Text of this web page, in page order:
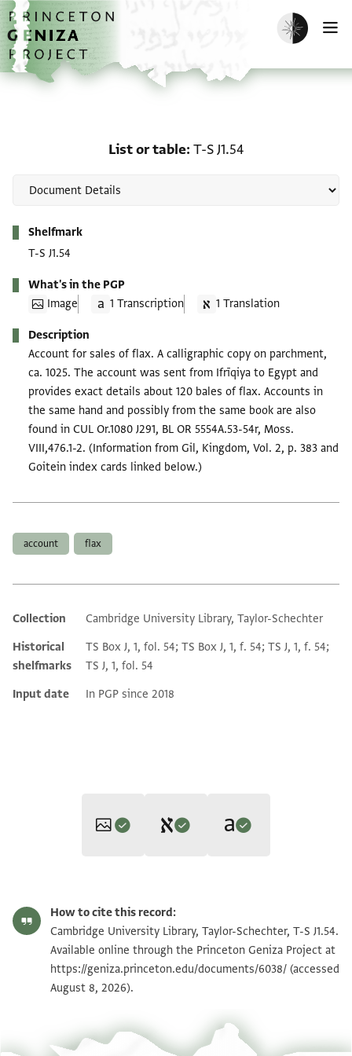
Skip to main content
home
Enable dark
List or table T-S J1.54
Shelfmark
T-S J1.54
What's in the PGP
Image
1 Transcription 1 Translation
Description
Account for sales of flax. A calligraphic copy on parchment,
ca. 1025. The account was sent from Ifrīqiya to Egypt and
provides exact details about 120 bales of flax. Accounts in
the same hand and possibly from the same book are also
found in CUL Or.1080 J291, BL OR 5554A.53-54r, Moss.
VIII,476.1-2. (Information from Gil, Kingdom, Vol. 2, p. 383 and
Goitein index cards linked below.)
account flax
Additional metadata
Collection
Cambridge University Library, Taylor-Schechter
Historical
shelfmarks
TS Box J, 1, fol. 54; TS Box J, 1, f. 54; TS J, 1, f. 54;
TS J, 1, fol. 54
Input date
In PGP since 2018
Moshe Gil,In the Kingdom of Ishmael‎
University, 1997), vol. 2.
recto (right)
Moshe Gil, In the Kingdom of Ishmael‎
(in Hebrew) (Tel Aviv
University, 1997), vol. 2.
recto (right)
T-S J1.54 1v Zoom and Rotate
verso (right)
verso (left)
Image Permissions Statement
How to cite this record:
Cambridge University Library, Taylor-Schechter, T-S J1.54.
Available online through the Princeton Geniza Project at
https://geniza.princeton.edu/documents/6038/ (accessed
August 8, 2026).